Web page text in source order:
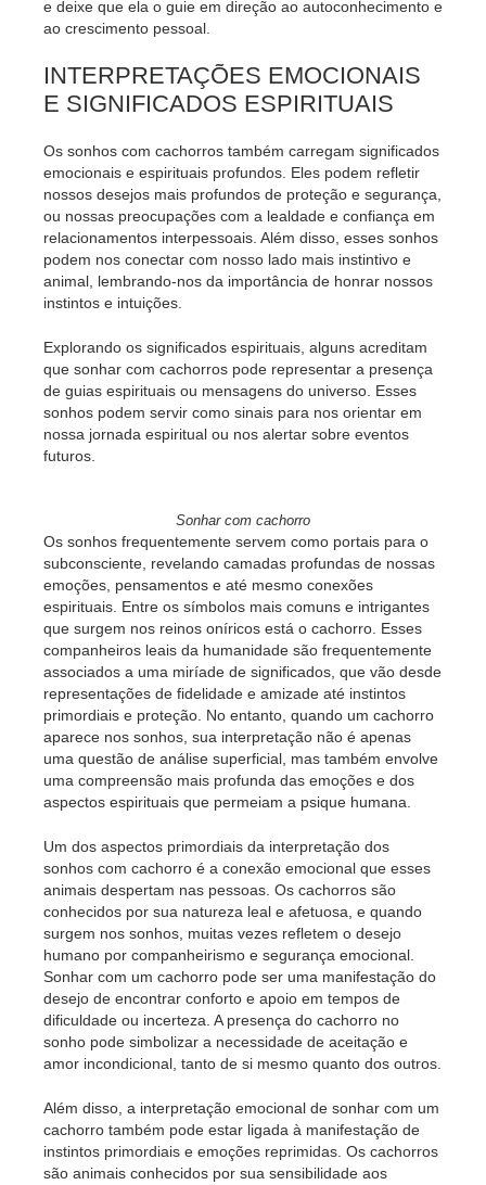
e deixe que ela o guie em direção ao autoconhecimento e
ao crescimento pessoal.
INTERPRETAÇÕES EMOCIONAIS
E SIGNIFICADOS ESPIRITUAIS
Os sonhos com cachorros também carregam significados
emocionais e espirituais profundos. Eles podem refletir
nossos desejos mais profundos de proteção e segurança,
ou nossas preocupações com a lealdade e confiança em
relacionamentos interpessoais. Além disso, esses sonhos
podem nos conectar com nosso lado mais instintivo e
animal, lembrando-nos da importância de honrar nossos
instintos e intuições.
Explorando os significados espirituais, alguns acreditam
que sonhar com cachorros pode representar a presença
de guias espirituais ou mensagens do universo. Esses
sonhos podem servir como sinais para nos orientar em
nossa jornada espiritual ou nos alertar sobre eventos
futuros.
Sonhar com cachorro
Os sonhos frequentemente servem como portais para o
subconsciente, revelando camadas profundas de nossas
emoções, pensamentos e até mesmo conexões
espirituais. Entre os símbolos mais comuns e intrigantes
que surgem nos reinos oníricos está o cachorro. Esses
companheiros leais da humanidade são frequentemente
associados a uma miríade de significados, que vão desde
representações de fidelidade e amizade até instintos
primordiais e proteção. No entanto, quando um cachorro
aparece nos sonhos, sua interpretação não é apenas
uma questão de análise superficial, mas também envolve
uma compreensão mais profunda das emoções e dos
aspectos espirituais que permeiam a psique humana.
Um dos aspectos primordiais da interpretação dos
sonhos com cachorro é a conexão emocional que esses
animais despertam nas pessoas. Os cachorros são
conhecidos por sua natureza leal e afetuosa, e quando
surgem nos sonhos, muitas vezes refletem o desejo
humano por companheirismo e segurança emocional.
Sonhar com um cachorro pode ser uma manifestação do
desejo de encontrar conforto e apoio em tempos de
dificuldade ou incerteza. A presença do cachorro no
sonho pode simbolizar a necessidade de aceitação e
amor incondicional, tanto de si mesmo quanto dos outros.
Além disso, a interpretação emocional de sonhar com um
cachorro também pode estar ligada à manifestação de
instintos primordiais e emoções reprimidas. Os cachorros
são animais conhecidos por sua sensibilidade aos